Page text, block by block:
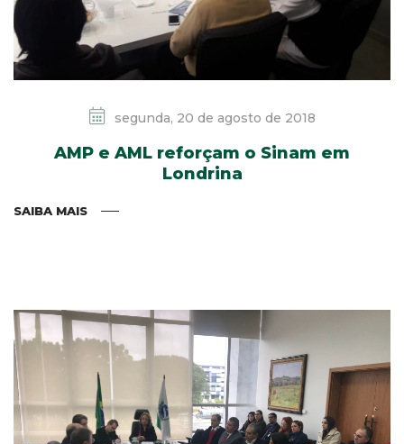
segunda, 20 de agosto de 2018
AMP e AML reforçam o Sinam em
Londrina
SAIBA MAIS